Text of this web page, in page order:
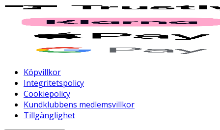
Köpvillkor
Integritetspolicy
Cookiepolicy
Kundklubbens medlemsvillkor
Tillgänglighet